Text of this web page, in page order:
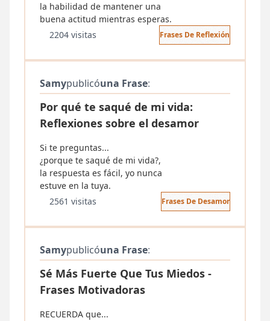
la habilidad de mantener una
buena actitud mientras esperas.
2204 visitas
Frases De Reflexión
Samypublicóuna Frase:
Por qué te saqué de mi vida:
Reflexiones sobre el desamor
Si te preguntas...
¿porque te saqué de mi vida?,
la respuesta es fácil, yo nunca
estuve en la tuya.
2561 visitas
Frases De Desamor
Samypublicóuna Frase:
Sé Más Fuerte Que Tus Miedos -
Frases Motivadoras
RECUERDA que...